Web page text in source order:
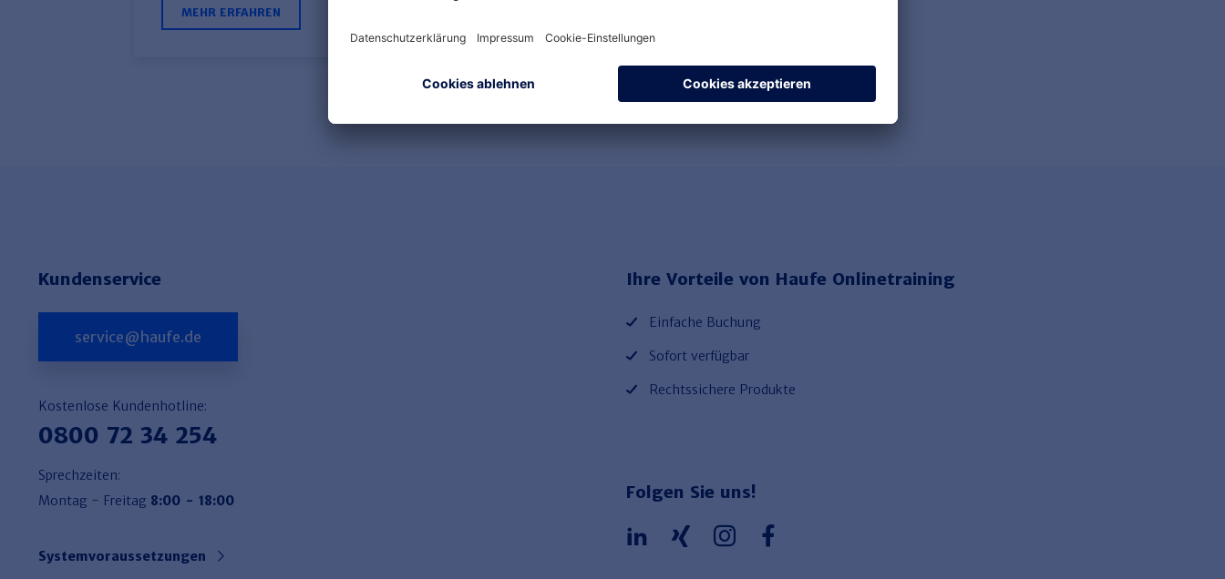
MEHR ERFAHREN
Ihre Vorteile von Haufe Onlinetraining
Einfache Buchung
Sofort verfügbar
Rechtssichere Produkte
Folgen Sie uns!
Kundenservice
service@haufe.de
Kostenlose Kundenhotline:
0800 72 34 254
Sprechzeiten:
Montag - Freitag 8:00 - 18:00
Systemvoraussetzungen